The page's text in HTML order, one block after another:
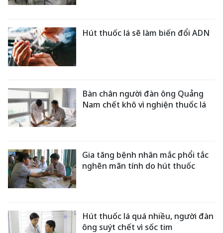
Hút thuốc lá sẽ làm biến đổi ADN
Bàn chân người đàn ông Quảng
Nam chết khô vì nghiện thuốc lá
Gia tăng bệnh nhân mắc phổi tắc
nghẽn mãn tính do hút thuốc
Hút thuốc lá quá nhiều, người đàn
ông suýt chết vì sốc tim